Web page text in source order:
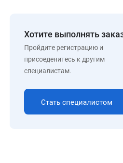
Хотите выполнять
Пройдите регистрацию и
присоеденитесь к другим
специалистам.
Стать специалистом